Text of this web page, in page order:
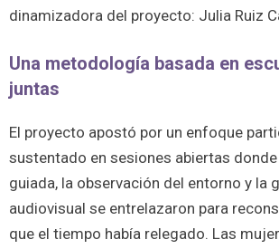
dinamizadora del proyecto: Julia Ruiz
Una metodología basada en
juntas
El proyecto apostó por un enfoque
sustentado en sesiones abiertas
guiada, la observación del entorno y la
audiovisual se entrelazaron para
que el tiempo había relegado. Las